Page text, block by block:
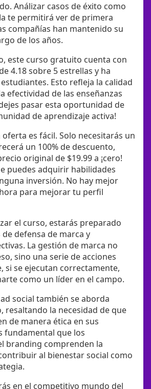
Análizar casos de éxito como
te permitirá ver de primera
compañías han mantenido su
de los años.
este curso gratuito cuenta con
4.18 sobre 5 estrellas y ha
Esto refleja la calidad
efectividad de las enseñanzas
pasar esta oportunidad de
de aprendizaje activa!
es fácil. Solo necesitarás un
un 100% de descuento,
original de $19.99 a ¡cero!
puedes adquirir habilidades
inversión. No hay mejor
para mejorar tu perfil
el curso, estarás preparado
defensa de marca y
La gestión de marca no
sino una serie de acciones
si se ejecutan correctamente,
como un líder en el campo.
social también se aborda
resaltando la necesidad de que
de manera ética en sus
fundamental que los
branding comprenden la
al bienestar social como
en el competitivo mundo del